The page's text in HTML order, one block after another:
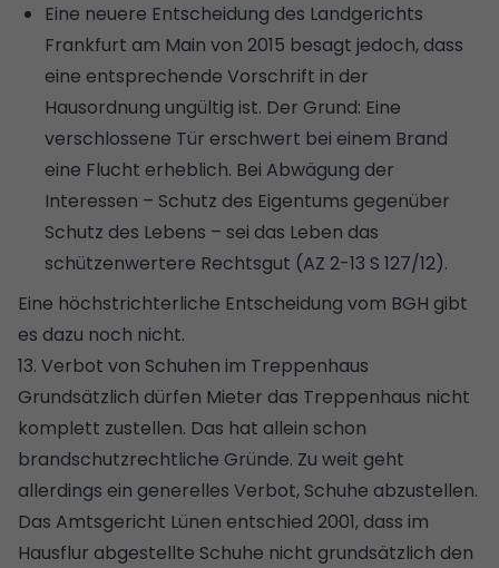
Eine neuere Entscheidung des Landgerichts
Frankfurt am Main von 2015 besagt jedoch, dass
eine entsprechende Vorschrift in der
Hausordnung ungültig ist. Der Grund: Eine
verschlossene Tür erschwert bei einem Brand
eine Flucht erheblich. Bei Abwägung der
Interessen – Schutz des Eigentums gegenüber
Schutz des Lebens – sei das Leben das
schützenwertere Rechtsgut (AZ 2-13 S 127/12).
Eine höchstrichterliche Entscheidung vom BGH gibt
es dazu noch nicht.
13. Verbot von Schuhen im Treppenhaus
Grundsätzlich dürfen Mieter das Treppenhaus nicht
komplett zustellen. Das hat allein schon
brandschutzrechtliche Gründe. Zu weit geht
allerdings ein generelles Verbot, Schuhe abzustellen.
Das Amtsgericht Lünen entschied 2001, dass im
Hausflur abgestellte Schuhe nicht grundsätzlich den